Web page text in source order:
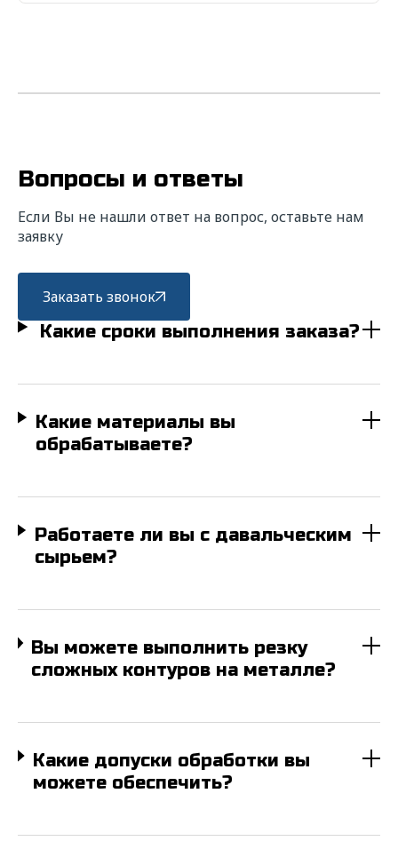
Вопросы и ответы
Если Вы не нашли ответ на вопрос, оставьте нам
заявку
Заказать звонок
Какие сроки выполнения заказа?
Какие материалы вы
обрабатываете?
Работаете ли вы с давальческим
сырьем?
Вы можете выполнить резку
сложных контуров на металле?
Какие допуски обработки вы
можете обеспечить?